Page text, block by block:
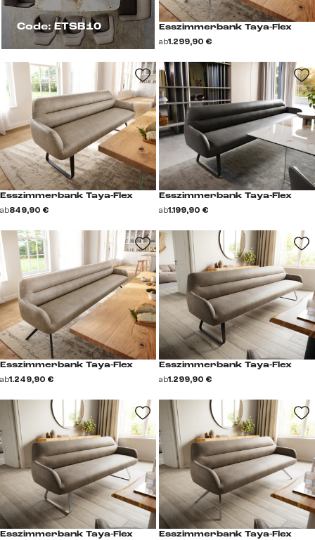
Code: ETSB10 Esszimmerbank Taya-Flex
ab1.299,90 €
Esszimmerbank Taya-Flex
ab849,90 €
Esszimmerbank Taya-Flex
ab1.199,90 €
Esszimmerbank Taya-Flex
ab1.249,90 €
Esszimmerbank Taya-Flex
ab1.299,90 €
Esszimmerbank Taya-Flex Esszimmerbank Taya-Flex